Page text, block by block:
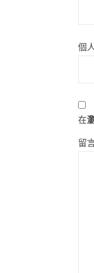
個
在
留